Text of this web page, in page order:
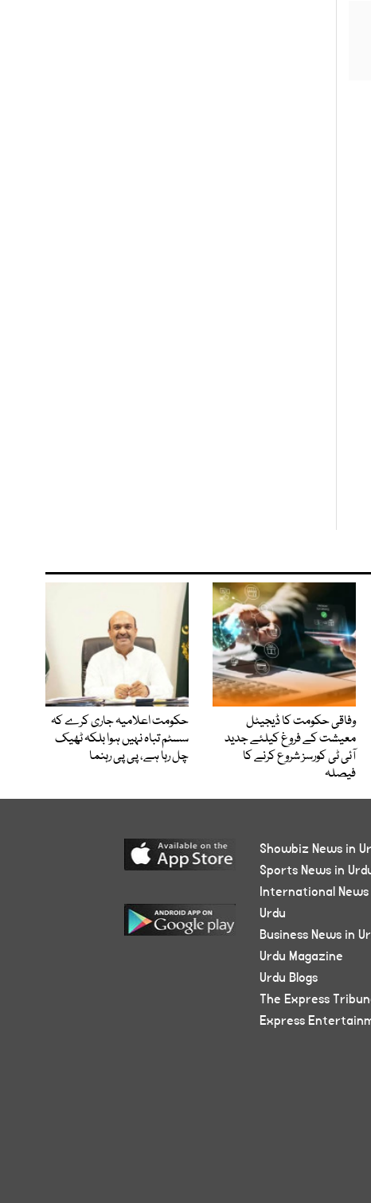
وفاقی حکومت کا ڈیجیٹل
معیشت کے فروغ کیلئے جدید
آئی ٹی کورسز شروع کرنے کا
فیصلہ
حکومت اعلامیہ جاری کرے کہ
سسٹم تباہ نہیں ہوا بلکہ ٹھیک
چل رہا ہے، پی پی رہنما
Showbiz News in
Sports News in
International
Urdu
Business News in
Urdu Magazine
Urdu Blogs
The Express
Express